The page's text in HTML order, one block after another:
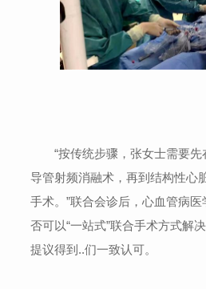
“按传统步骤，张女士需要
导管射频消融术，再到结构性心
手术。”联合会诊后，心血管病
否可以“一站式”联合手术方式解
提议得到..们一致认可。